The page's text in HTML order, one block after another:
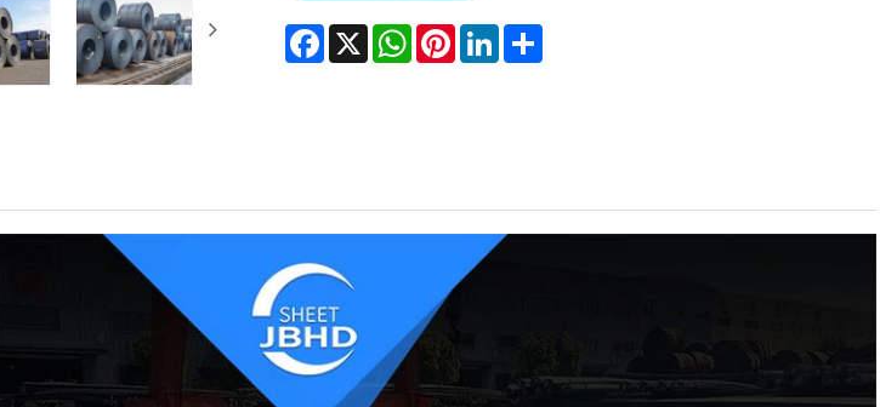
Facebook
X WhatsAppPinterestLinkedInShare